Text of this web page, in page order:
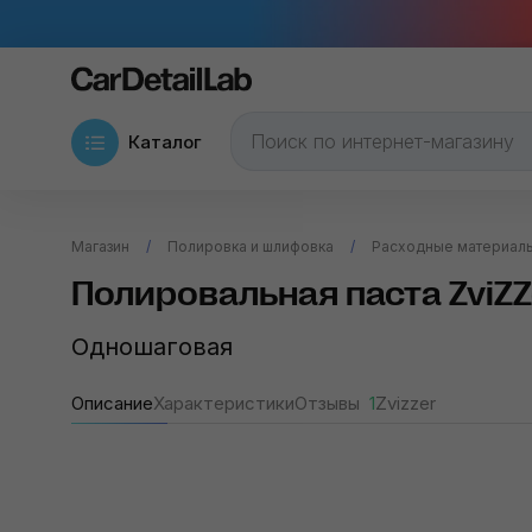
Каталог
Магазин Полировка и шлифовка Расходные
Полировальная паста
Одношаговая
ОписаниеХарактеристикиОтзывы 1Zvizzer